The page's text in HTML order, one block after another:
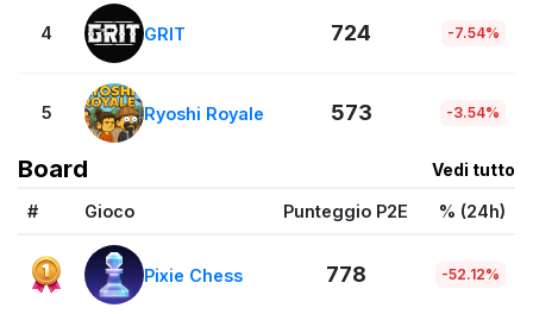
4 GRIT 724 -7.54%
5 Ryoshi Royale 573 -3.54%
Board Vedi tutto
# Gioco Punteggio P2E % (24h)
Pixie Chess 778 -52.12%